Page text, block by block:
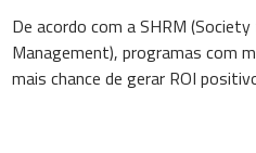
De acordo com a SHRM
Management), programas com
mais chance de gerar ROI